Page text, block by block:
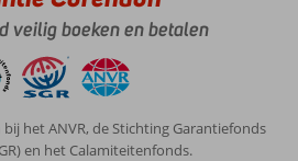
veilig boeken en betalen
het ANVR, de Stichting Garantiefonds
en het Calamiteitenfonds.